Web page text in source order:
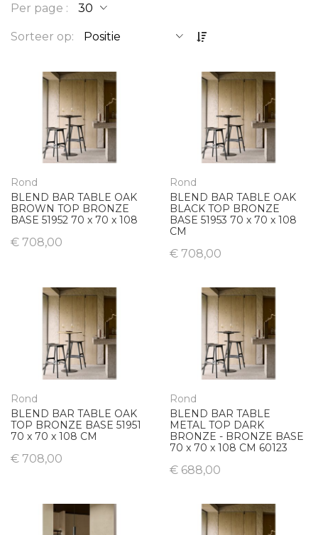
Per page
Sorteer op
O
o
p
n
d
s
r
t
e
e
Rond
BLEND BAR TABLE OAK
BROWN TOP BRONZE
BASE 51952 70 x 70 x 108
€ 708,00
Rond
BLEND BAR TABLE OAK
BLACK TOP BRONZE
BASE 51953 70 x 70 x 108
CM
€ 708,00
Rond
BLEND BAR TABLE OAK
TOP BRONZE BASE 51951
70 x 70 x 108 CM
€ 708,00
Rond
BLEND BAR TABLE
METAL TOP DARK
BRONZE - BRONZE BASE
70 x 70 x 108 CM 60123
€ 688,00